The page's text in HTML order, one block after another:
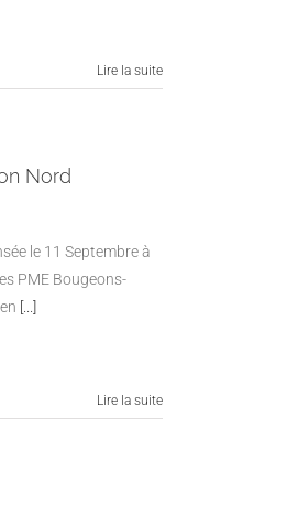
Lire la suite
Nord
le 11 Septembre à
PME Bougeons-
[...]
Lire la suite